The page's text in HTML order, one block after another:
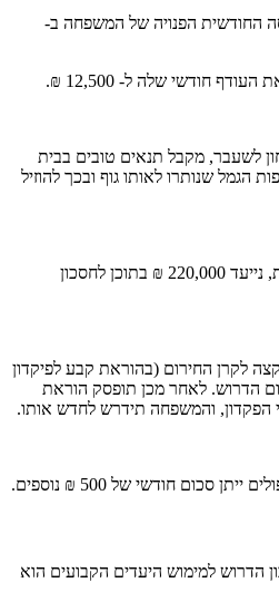
החודשית הפנויה של המשפחה ב-
חודשי שלה ל- 12,500 ₪.
לשעבר, מקבל תנאים טובים בבית
הגמל שנותרו לאותו גוף ובכך להוזיל
מכיוון שקרנות ההשתלמות נזילות, נייעד 220,000 ₪ בתוכן לחסכון
של 1,000 ₪ תוקצה לקרן החירום (בהוראת קבע לפיקדון
הדרוש. לאחר מכן תופסק הוראת
והמשפחה תידרש לחדש אותו.
סכום חודשי של 500 ₪ נוספים.
הדרוש למימוש היעדים הקבועים הוא